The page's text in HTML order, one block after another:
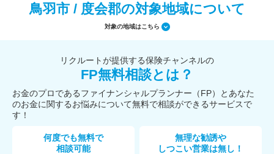
鳥羽市 / 度会郡の対象地域について
対象の地域はこちら
リクルートが提供する保険チャンネルの
FP無料相談とは？
お金のプロであるファイナンシャルプランナー（FP）とあなた
のお金に関するお悩みについて無料で相談ができるサービスで
す！
何度でも無料で
相談可能
無理な勧誘や
しつこい営業は無し！